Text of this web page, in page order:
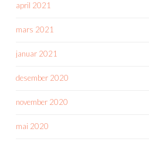
april 2021
mars 2021
januar 2021
desember 2020
november 2020
mai 2020